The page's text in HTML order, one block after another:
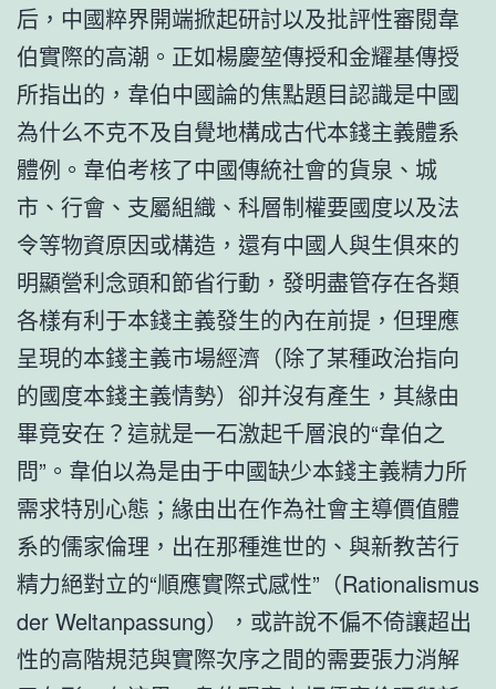
后，中國粹界開端掀起研討以及批評性審閱韋
伯實際的高潮。正如楊慶堃傳授和金耀基傳授
所指出的，韋伯中國論的焦點題目認識是中國
為什么不克不及自覺地構成古代本錢主義體系
體例。韋伯考核了中國傳統社會的貨泉、城
市、行會、支屬組織、科層制權要國度以及法
令等物資原因或構造，還有中國人與生俱來的
明顯營利念頭和節省行動，發明盡管存在各類
各樣有利于本錢主義發生的內在前提，但理應
呈現的本錢主義市場經濟（除了某種政治指向
的國度本錢主義情勢）卻并沒有產生，其緣由
畢竟安在？這就是一石激起千層浪的“韋伯之
問”。韋伯以為是由于中國缺少本錢主義精力所
需求特別心態；緣由出在作為社會主導價值體
系的儒家倫理，出在那種進世的、與新教苦行
精力絕對立的“順應實際式感性”（Rationalismus
der Weltanpassung），或許說不偏不倚讓超出
性的高階規范與實際次序之間的需要張力消解